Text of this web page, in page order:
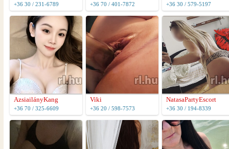
+36 30 / 231-6789 +36 70 / 401-7872 +36 30 / 579-5197
AzsiailányKang
+36 70 / 325-6609
Viki
+36 20 / 598-7573
NatasaPartyEscort
+36 30 / 194-8339